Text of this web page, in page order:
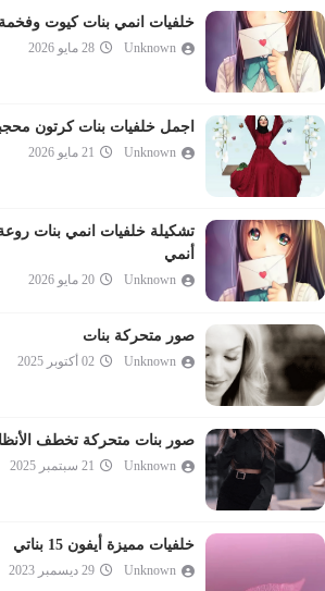
خلفيات انمي بنات كيوت وفخمة
Unknown 28 مايو 2026
اجمل خلفيات بنات كرتون
Unknown 21 مايو 2026
تشكيلة خلفيات انمي بنات
أنمي
Unknown 20 مايو 2026
صور متحركة بنات
Unknown 02 أكتوبر 2025
صور بنات متحركة تخطف
Unknown 21 سبتمبر 2025
خلفيات مميزة أيفون 15 بناتي
Unknown 29 ديسمبر 2023